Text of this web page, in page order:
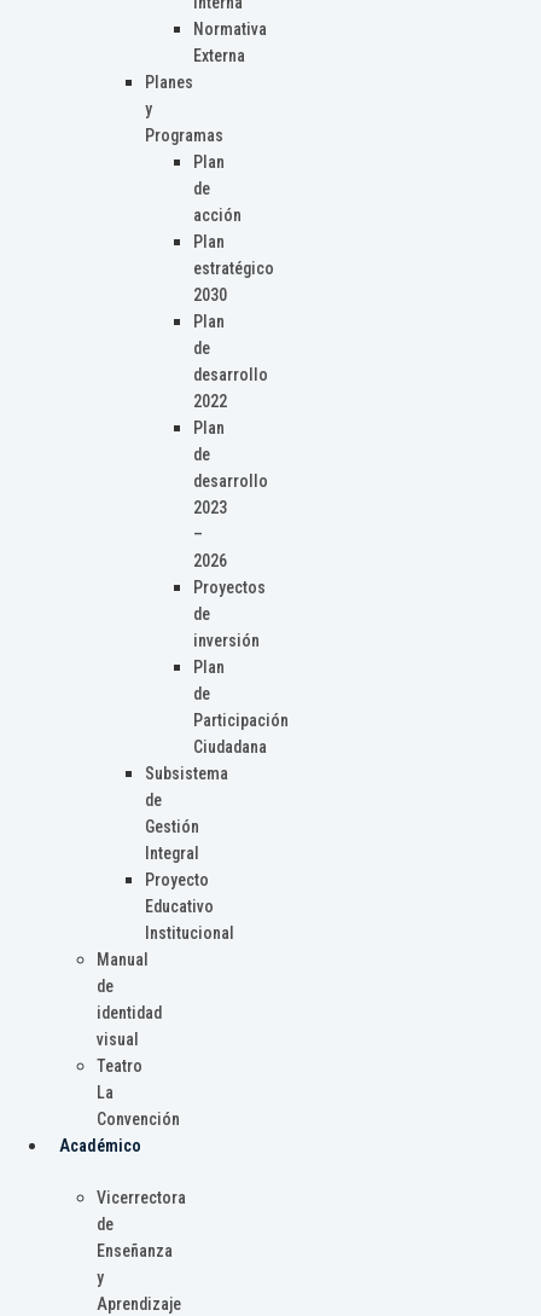
Normativa
Externa
Planes
y
Programas
Plan
de
acción
Plan
estratégico
2030
Plan
de
desarrollo
2022
Plan
de
desarrollo
2023
–
2026
Proyectos
de
inversión
Plan
de
Participación
Ciudadana
Subsistema
de
Gestión
Integral
Proyecto
Educativo
Institucional
Manual
de
identidad
visual
Teatro
La
Convención
Académico
Vicerrectora
de
Enseñanza
y
Aprendizaje